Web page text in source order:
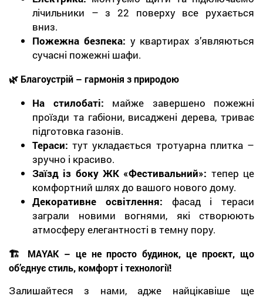
лічильники – з 22 поверху все рухається
вниз.
Пожежна безпека: у квартирах з’являються
сучасні пожежні шафи.
🌿 Благоустрій – гармонія з природою
На стилобаті: майже завершено пожежні
проїзди та габіони, висаджені дерева, триває
підготовка газонів.
Тераси: тут укладається тротуарна плитка –
зручно і красиво.
Заїзд із боку ЖК «Фестивальний»: тепер це
комфортний шлях до вашого нового дому.
Декоративне освітлення: фасад і тераси
заграли новими вогнями, які створюють
атмосферу елегантності в темну пору.
🏗️ MAYAK– це не просто будинок, це проєкт, що
об’єднує стиль, комфорт і технології!
Залишайтеся з нами, адже найцікавіше ще